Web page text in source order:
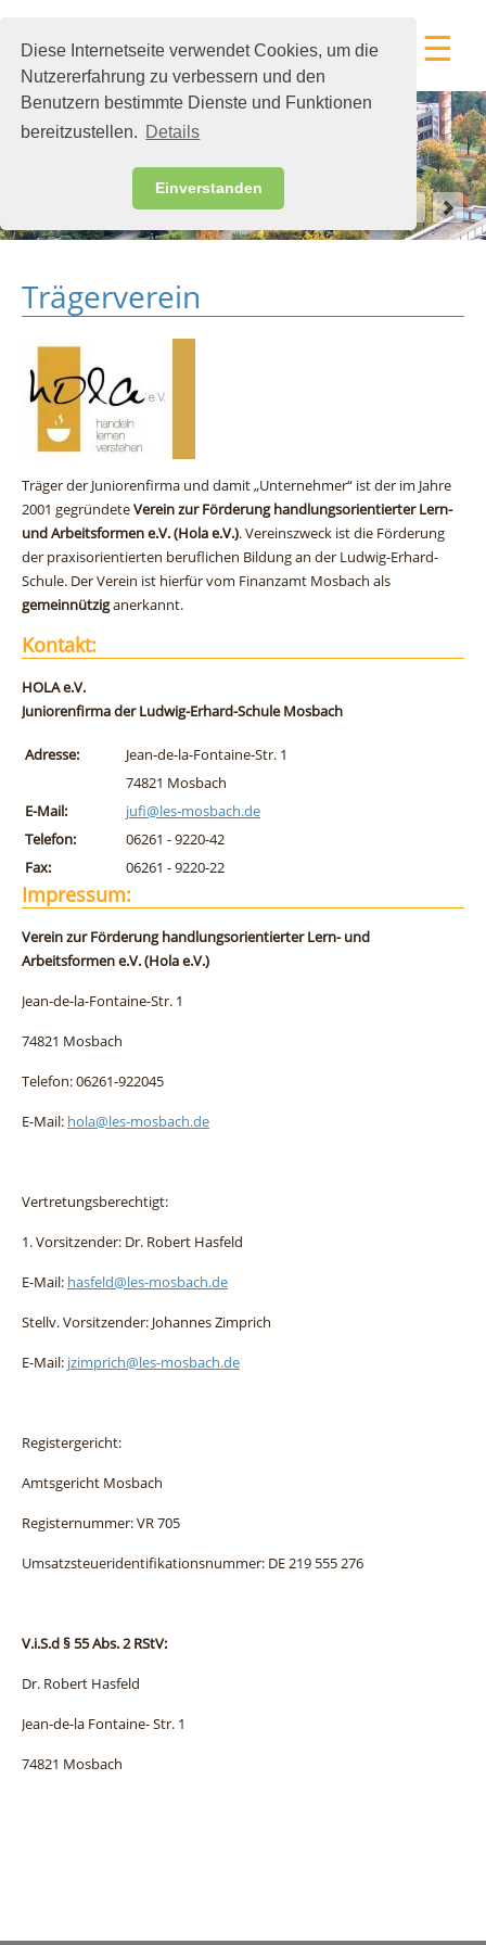
Diese Internetseite verwendet Cookies, um die
Nutzererfahrung zu verbessern und den
Benutzern bestimmte Dienste und Funktionen
bereitzustellen. Details
Einverstanden
☰
Trägerverein
Träger der Juniorenfirma und damit „Unternehmer“ ist der im Jahre
2001 gegründeteVerein zur Förderung handlungsorientierter Lern-
und Arbeitsformen e.V. (Hola e.V.). Vereinszweck ist die Förderung
der praxisorientierten beruflichen Bildung an der Ludwig-Erhard-
Schule. Der Verein ist hierfür vom Finanzamt Mosbach als
gemeinnütziganerkannt.
Kontakt:
HOLA e.V.
Juniorenfirma der Ludwig-Erhard-Schule Mosbach
Adresse:
Jean-de-la-Fontaine-Str. 1
74821 Mosbach
E-Mail:
jufi@les-mosbach.de
Telefon:
06261 - 9220-42
Fax:
06261 - 9220-22
Impressum:
Verein zur Förderung handlungsorientierter Lern- und
Arbeitsformen e.V. (Hola e.V.)
Jean-de-la-Fontaine-Str. 1
74821 Mosbach
Telefon: 06261-922045
E-Mail: hola@les-mosbach.de
Vertretungsberechtigt:
1. Vorsitzender: Dr. Robert Hasfeld
E-Mail: hasfeld@les-mosbach.de
Stellv. Vorsitzender: Johannes Zimprich
E-Mail: jzimprich@les-mosbach.de
Registergericht:
Amtsgericht Mosbach
Registernummer: VR 705
Umsatzsteueridentifikationsnummer: DE 219 555 276
V.i.S.d § 55 Abs. 2 RStV:
Dr. Robert Hasfeld
Jean-de-la Fontaine- Str. 1
74821 Mosbach